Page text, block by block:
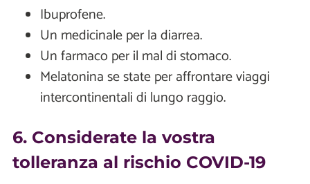
Ibuprofene.
Un medicinale per la diarrea.
Un farmaco per il mal di stomaco.
Melatonina se state per affrontare viaggi
intercontinentali di lungo raggio.
6. Considerate la vostra
tolleranza al rischio COVID-19